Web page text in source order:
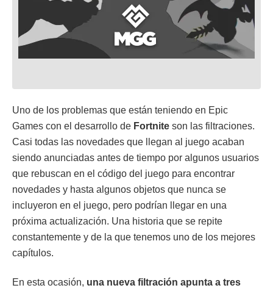
Uno de los problemas que están teniendo en Epic
Games con el desarrollo de Fortnite son las filtraciones.
Casi todas las novedades que llegan al juego acaban
siendo anunciadas antes de tiempo por algunos usuarios
que rebuscan en el código del juego para encontrar
novedades y hasta algunos objetos que nunca se
incluyeron en el juego, pero podrían llegar en una
próxima actualización. Una historia que se repite
constantemente y de la que tenemos uno de los mejores
capítulos.
En esta ocasión, una nueva filtración apunta a tres